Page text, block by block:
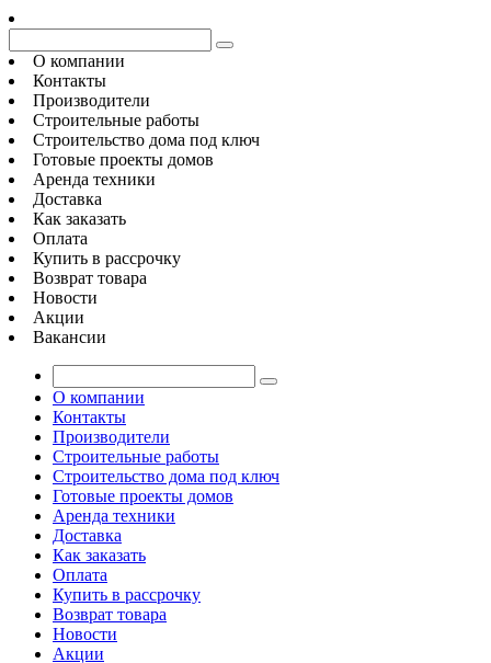
О компании
Контакты
Производители
Строительные работы
Строительство дома под ключ
Готовые проекты домов
Аренда техники
Доставка
Как заказать
Оплата
Купить в рассрочку
Возврат товара
Новости
Акции
Вакансии
О компании
Контакты
Производители
Строительные работы
Строительство дома под ключ
Готовые проекты домов
Аренда техники
Доставка
Как заказать
Оплата
Купить в рассрочку
Возврат товара
Новости
Акции